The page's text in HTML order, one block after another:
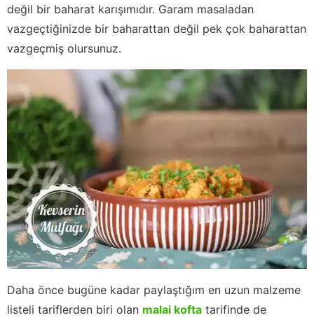
değil bir baharat karışımıdır. Garam masaladan
vazgeçtiğinizde bir baharattan değil pek çok baharattan
vazgeçmiş olursunuz.
Daha önce bugüne kadar paylaştığım en uzun malzeme
listeli tariflerden biri olan malai kofta tarifinde de